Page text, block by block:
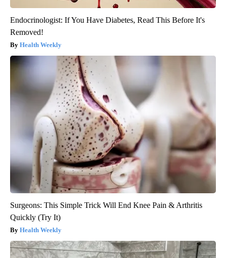
Endocrinologist: If You Have Diabetes, Read This Before It's
Removed!
Health Weekly
Surgeons: This Simple Trick Will End Knee Pain & Arthritis
Quickly (Try It)
Health Weekly